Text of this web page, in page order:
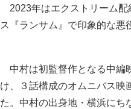
2023年はエクストリーム配
ス『ランサム』で印象的な悪
中村は初監督作となる中編
け、３話構成のオムニバス映
た。中村の出身地・横浜にち